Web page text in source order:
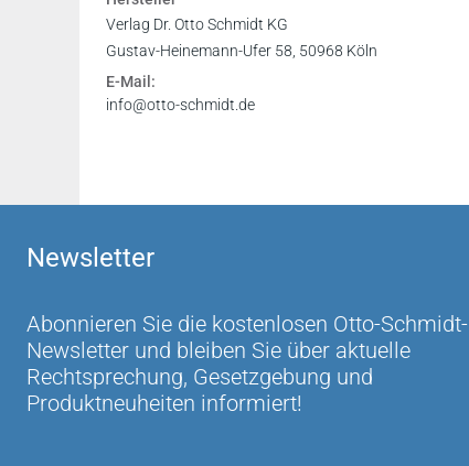
Leseprobe
Verlag Dr. Otto Schmidt KG
Gustav-Heinemann-Ufer 58, 50968 Köln
E-Mail:
info@otto-schmidt.de
Newsletter
Abonnieren Sie die kostenlosen Otto-Schmidt-
Newsletter und bleiben Sie über aktuelle
Rechtsprechung, Gesetzgebung und
Produktneuheiten informiert!